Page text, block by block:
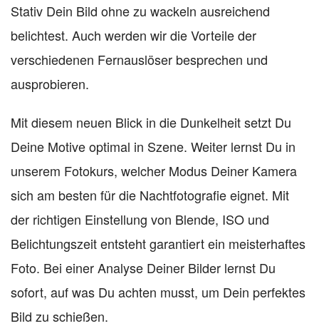
Stativ Dein Bild ohne zu wackeln ausreichend
belichtest. Auch werden wir die Vorteile der
verschiedenen Fernauslöser besprechen und
ausprobieren.
Mit diesem neuen Blick in die Dunkelheit setzt Du
Deine Motive optimal in Szene. Weiter lernst Du in
unserem Fotokurs, welcher Modus Deiner Kamera
sich am besten für die Nachtfotografie eignet. Mit
der richtigen Einstellung von Blende, ISO und
Belichtungszeit entsteht garantiert ein meisterhaftes
Foto. Bei einer Analyse Deiner Bilder lernst Du
sofort, auf was Du achten musst, um Dein perfektes
Bild zu schießen.